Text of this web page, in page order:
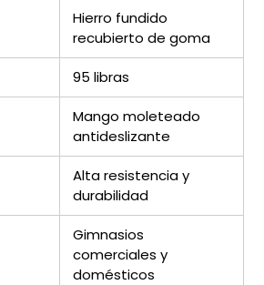
Hierro fundido
recubierto de goma
95 libras
Mango moleteado
antideslizante
Alta resistencia y
durabilidad
Gimnasios
comerciales y
domésticos